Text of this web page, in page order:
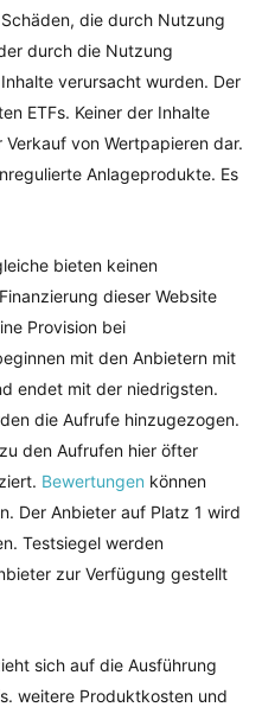
die durch Nutzung
durch die Nutzung
verursacht wurden. Der
ETFs. Keiner der Inhalte
von Wertpapieren dar.
Anlageprodukte. Es
bieten keinen
dieser Website
Provision bei
mit den Anbietern mit
endet mit der niedrigsten.
die Aufrufe hinzugezogen.
den Aufrufen hier öfter
Bewertungen können
Der Anbieter auf Platz 1 wird
Testsiegel werden
zur Verfügung gestellt
sich auf die Ausführung
weitere Produktkosten und